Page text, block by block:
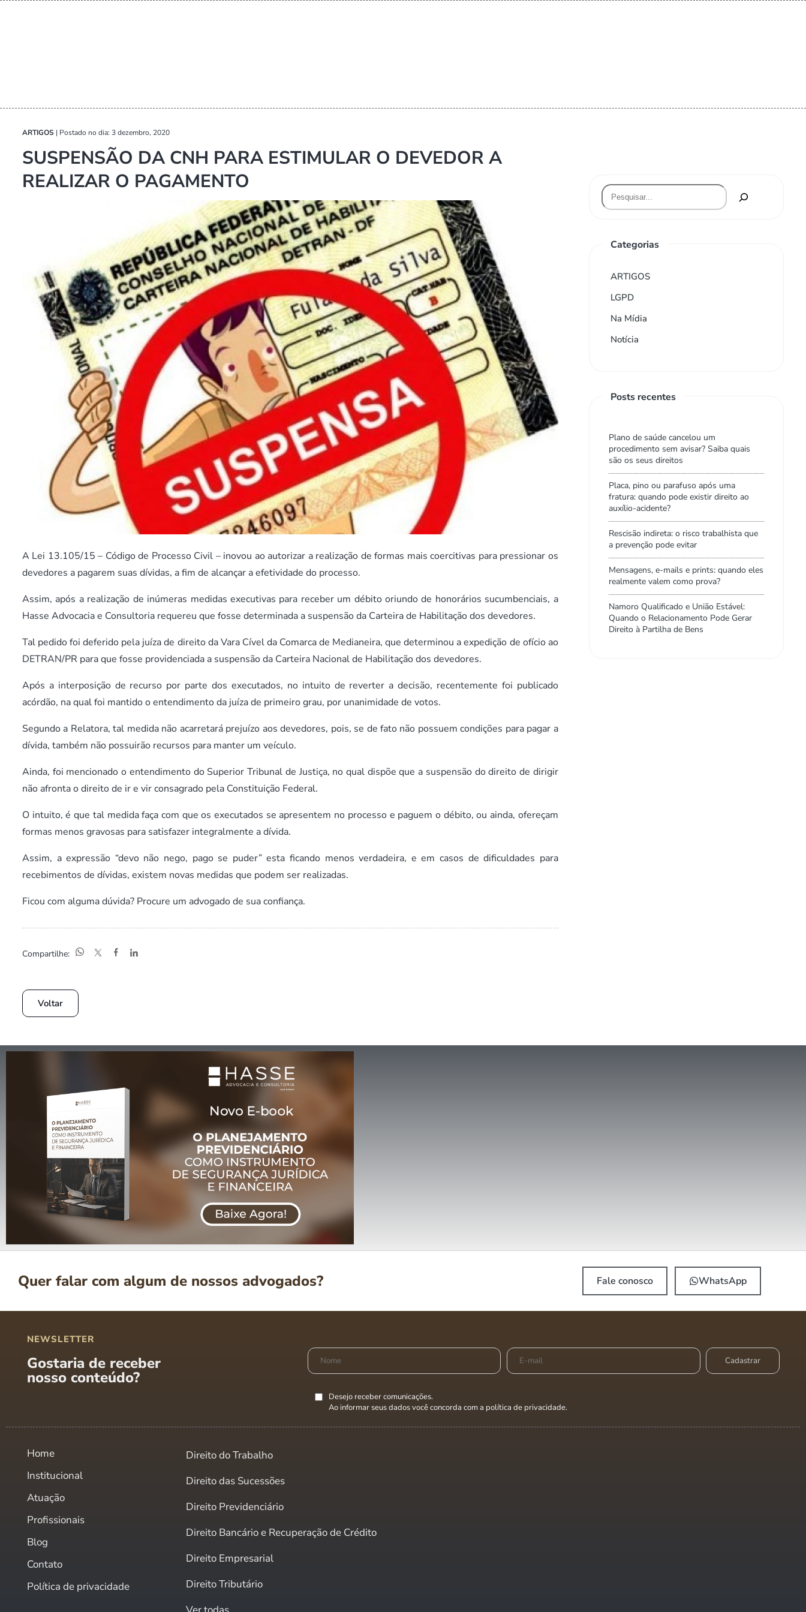
ARTIGOS | Postado no dia: 3 dezembro, 2020
SUSPENSÃO DA CNH PARA ESTIMULAR O DEVEDOR A
REALIZAR O PAGAMENTO
A Lei 13.105/15 – Código de Processo Civil – inovou ao autorizar a realização de formas mais coercitivas para pressionar os
devedores a pagarem suas dívidas, a fim de alcançar a efetividade do processo.
Assim, após a realização de inúmeras medidas executivas para receber um débito oriundo de honorários sucumbenciais, a
Hasse Advocacia e Consultoria requereu que fosse determinada a suspensão da Carteira de Habilitação dos devedores.
Tal pedido foi deferido pela juíza de direito da Vara Cível da Comarca de Medianeira, que determinou a expedição de ofício ao
DETRAN/PR para que fosse providenciada a suspensão da Carteira Nacional de Habilitação dos devedores.
Após a interposição de recurso por parte dos executados, no intuito de reverter a decisão, recentemente foi publicado
acórdão, na qual foi mantido o entendimento da juíza de primeiro grau, por unanimidade de votos.
Segundo a Relatora, tal medida não acarretará prejuízo aos devedores, pois, se de fato não possuem condições para pagar a
dívida, também não possuirão recursos para manter um veículo.
Ainda, foi mencionado o entendimento do Superior Tribunal de Justiça, no qual dispõe que a suspensão do direito de dirigir
não afronta o direito de ir e vir consagrado pela Constituição Federal.
O intuito, é que tal medida faça com que os executados se apresentem no processo e paguem o débito, ou ainda, ofereçam
formas menos gravosas para satisfazer integralmente a dívida.
Assim, a expressão “devo não nego, pago se puder” esta ficando menos verdadeira, e em casos de dificuldades para
recebimentos de dívidas, existem novas medidas que podem ser realizadas.
Ficou com alguma dúvida? Procure um advogado de sua confiança.
Compartilhe:
Voltar
Categorias
ARTIGOS
LGPD
Na Mídia
Notícia
Posts recentes
Plano de saúde cancelou um
procedimento sem avisar? Saiba quais
são os seus direitos
Placa, pino ou parafuso após uma
fratura: quando pode existir direito ao
auxílio-acidente?
Rescisão indireta: o risco trabalhista que
a prevenção pode evitar
Mensagens, e-mails e prints: quando eles
realmente valem como prova?
Namoro Qualificado e União Estável:
Quando o Relacionamento Pode Gerar
Direito à Partilha de Bens
Quer falar com algum de nossos advogados? Fale conosco WhatsApp
NEWSLETTER
Gostaria de receber
nosso conteúdo?
Desejo receber comunicações.
Ao informar seus dados você concorda com a política de privacidade.
Home
Institucional
Atuação
Profissionais
Blog
Contato
Política de privacidade
Direito do Trabalho
Direito das Sucessões
Direito Previdenciário
Direito Bancário e Recuperação de Crédito
Direito Empresarial
Direito Tributário